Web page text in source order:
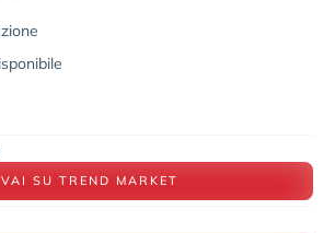
VAI SU TREND MARKET